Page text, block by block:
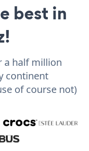
best in
a half million
continent
of course not)